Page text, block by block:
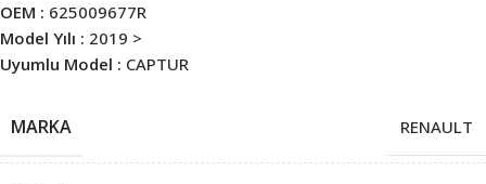
OEM : 625009677R
Model Yılı : 2019 >
Uyumlu Model : CAPTUR
MARKA RENAULT